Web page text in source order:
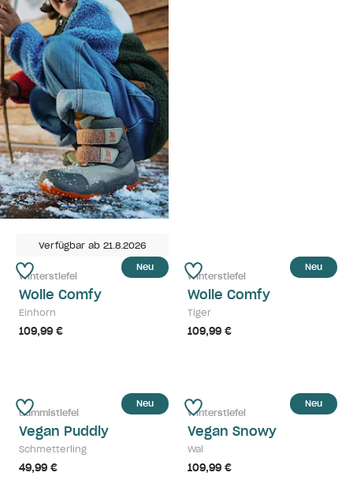
Verfügbar ab 21.8.2026
Neu
Winterstiefel
Wolle Comfy
Einhorn
109,99 €
Neu
Winterstiefel
Wolle Comfy
Tiger
109,99 €
Neu
Gummistiefel
Vegan Puddly
Schmetterling
49,99 €
Neu
Winterstiefel
Vegan Snowy
Wal
109,99 €